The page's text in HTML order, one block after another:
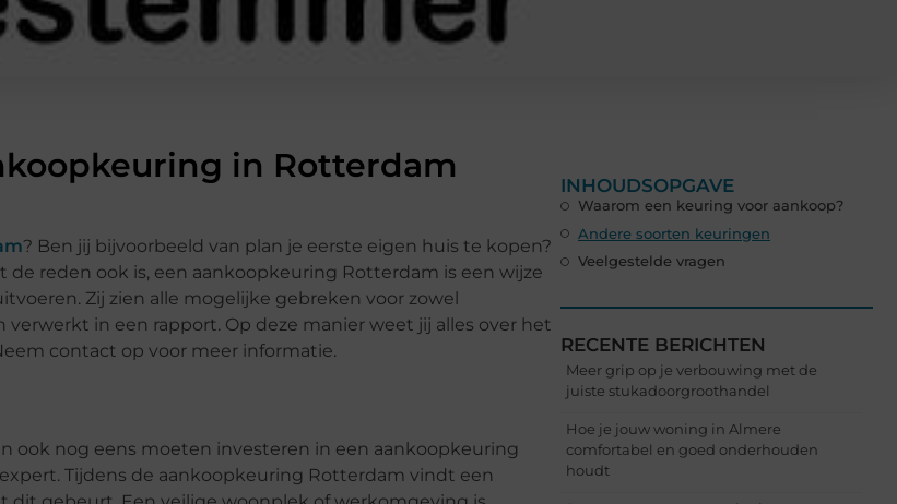
in Rotterdam
? Ben jij bijvoorbeeld van plan je eerste eigen huis te kopen?
reden ook is, een aankoopkeuring Rotterdam is een wijze
Zij zien alle mogelijke gebreken voor zowel
in een rapport. Op deze manier weet jij alles over het
contact op voor meer informatie.
ook nog eens moeten investeren in een aankoopkeuring
Tijdens de aankoopkeuring Rotterdam vindt een
INHOUDSOPGAVE
Waarom een keuring voor aankoop?
Andere soorten keuringen
Veelgestelde vragen
RECENTE BERICHTEN
Meer grip op je verbouwing met de
juiste stukadoorgroothandel
Hoe je jouw woning in Almere
comfortabel en goed onderhouden
houdt